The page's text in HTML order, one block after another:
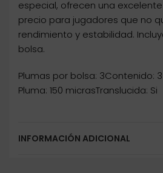
especial, ofrecen una
precio para jugadores que no
rendimiento y estabilidad.
bolsa.
Plumas por bolsa: 3Contenido:
Pluma: 150 micrasTranslucida: Si
INFORMACIÓN ADICIONAL